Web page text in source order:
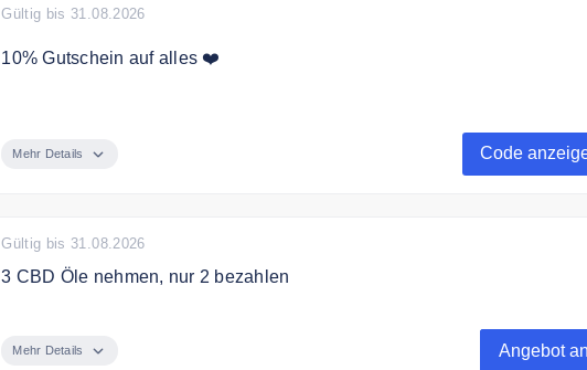
Gültig bis 31.08.2026
10% Gutschein auf alles ❤️
Mehr Details Code
Gültig bis 31.08.2026
3 CBD Öle nehmen, nur 2 bezahlen
Mehr Details Angebot